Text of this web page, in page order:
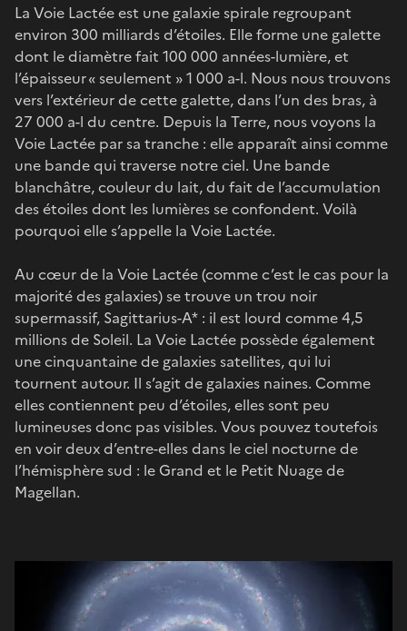
La Voie Lactée est une galaxie spirale regroupant
environ 300 milliards d’étoiles. Elle forme une galette
dont le diamètre fait 100 000 années-lumière, et
l’épaisseur « seulement » 1 000 a-l. Nous nous trouvons
vers l’extérieur de cette galette, dans l’un des bras, à
27 000 a-l du centre. Depuis la Terre, nous voyons la
Voie Lactée par sa tranche : elle apparaît ainsi comme
une bande qui traverse notre ciel. Une bande
blanchâtre, couleur du lait, du fait de l’accumulation
des étoiles dont les lumières se confondent. Voilà
pourquoi elle s’appelle la Voie Lactée.
Au cœur de la Voie Lactée (comme c’est le cas pour la
majorité des galaxies) se trouve un trou noir
supermassif, Sagittarius-A* : il est lourd comme 4,5
millions de Soleil. La Voie Lactée possède également
une cinquantaine de galaxies satellites, qui lui
tournent autour. Il s’agit de galaxies naines. Comme
elles contiennent peu d’étoiles, elles sont peu
lumineuses donc pas visibles. Vous pouvez toutefois
en voir deux d’entre-elles dans le ciel nocturne de
l’hémisphère sud : le Grand et le Petit Nuage de
Magellan.